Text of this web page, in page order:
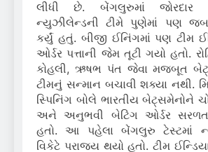
લીધી છે. બેંગલુરુમાં જોરદાર
ન્યુઝીલેન્ડની ટીમે પુણેમાં પણ
કર્યું હતું. બીજી ઈનિંગમાં પણ ટીમ
ઓર્ડર પત્તાની જેમ તૂટી ગયો હતો.
કોહલી, ઋષભ પંત જેવા મજબૂત
ટીમનું સન્માન બચાવી શક્યા નથી.
સ્પિનિંગ બોલે ભારતીય બેટ્સમેનોને
અને અનુભવી બેટિંગ ઓર્ડર
હતો. આ પહેલા બેંગલુરુ ટેસ્ટમાં
વિકેટે પરાજય થયો હતો. ટીમ